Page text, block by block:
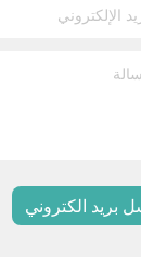
بريد الكتروني